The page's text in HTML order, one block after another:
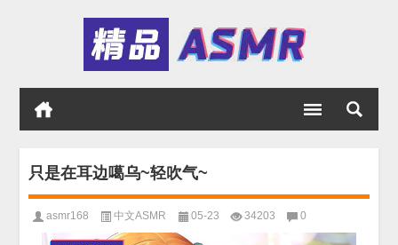
只是在耳边噶乌~轻吹气~
asmr168 中文ASMR 05-23 34203 0